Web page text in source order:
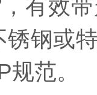
，有效
钢或
范。